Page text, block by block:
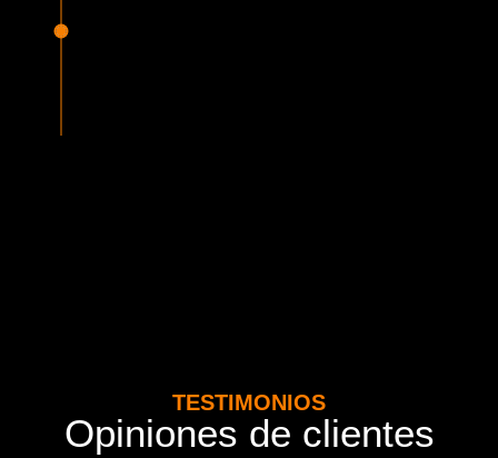
TESTIMONIOS
Opiniones de clientes